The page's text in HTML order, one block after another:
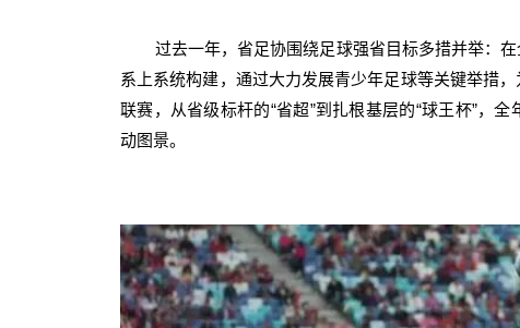
过去一年，省足协围绕足球强省目标多措并举：
系上系统构建，通过大力发展青少年足球等关键举措
联赛，从省级标杆的“省超”到扎根基层的“球王杯”，
动图景。